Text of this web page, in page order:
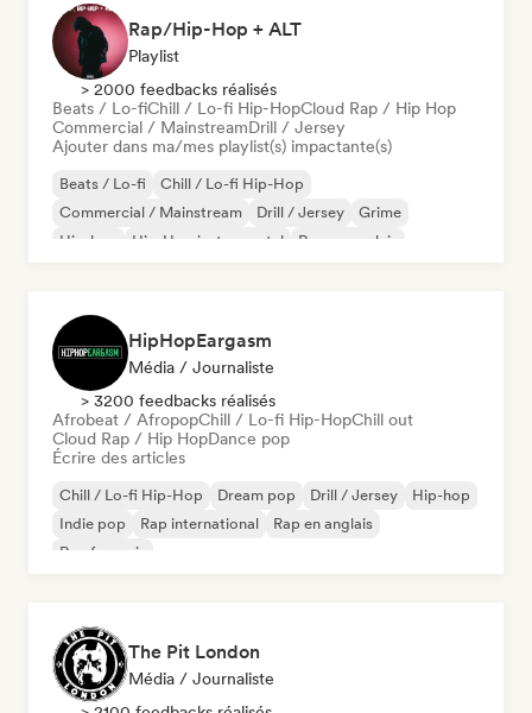
Rap/Hip-Hop + ALT
Playlist
> 2000 feedbacks réalisés
Beats / Lo-fiChill / Lo-fi Hip-HopCloud Rap / Hip Hop
Commercial / MainstreamDrill / Jersey
Ajouter dans ma/mes playlist(s) impactante(s)
Beats / Lo-fi
Chill / Lo-fi Hip-Hop
Commercial / Mainstream
Drill / Jersey
Grime
Hip-hop
Hip-Hop instrumental Rap en anglais
HipHopEargasm
Média / Journaliste
> 3200 feedbacks réalisés
Afrobeat / AfropopChill / Lo-fi Hip-HopChill out
Cloud Rap / Hip HopDance pop
Écrire des articles
Chill / Lo-fi Hip-Hop Dream pop Drill / Jersey
Hip-hop
Indie pop
Rap international
Rap en anglais
Rap francais
The Pit London
Média / Journaliste